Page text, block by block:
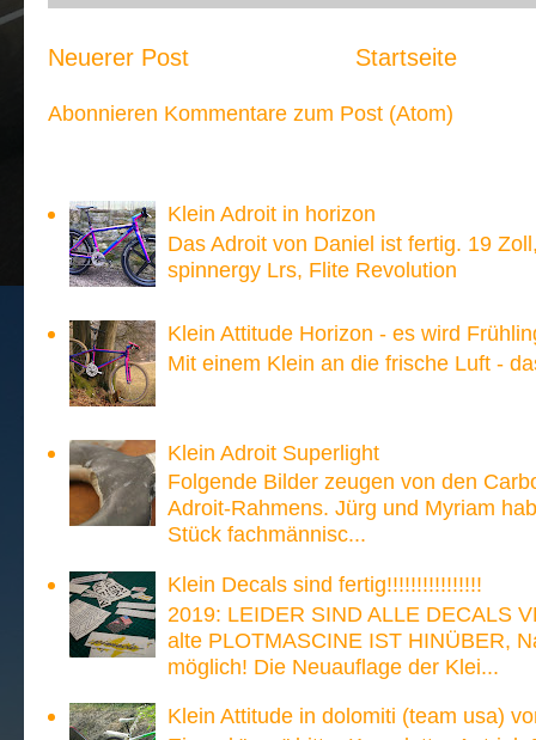
Neuerer Post Startseite
Abonnieren Kommentare zum Post (Atom)
Klein Adroit in horizon
Das Adroit von Daniel ist fertig. 19
spinnergy Lrs, Flite Revolution
Klein Attitude Horizon - es wird
Mit einem Klein an die frische Luft -
Klein Adroit Superlight
Folgende Bilder zeugen von den
Adroit-Rahmens. Jürg und Myriam
Stück fachmännisc...
Klein Decals sind fertig!!!!!!!!!!!!!!!!
2019: LEIDER SIND ALLE DECALS
alte PLOTMASCINE IST HINÜBER,
möglich! Die Neuauflage der Klei...
Klein Attitude in dolomiti (team usa)